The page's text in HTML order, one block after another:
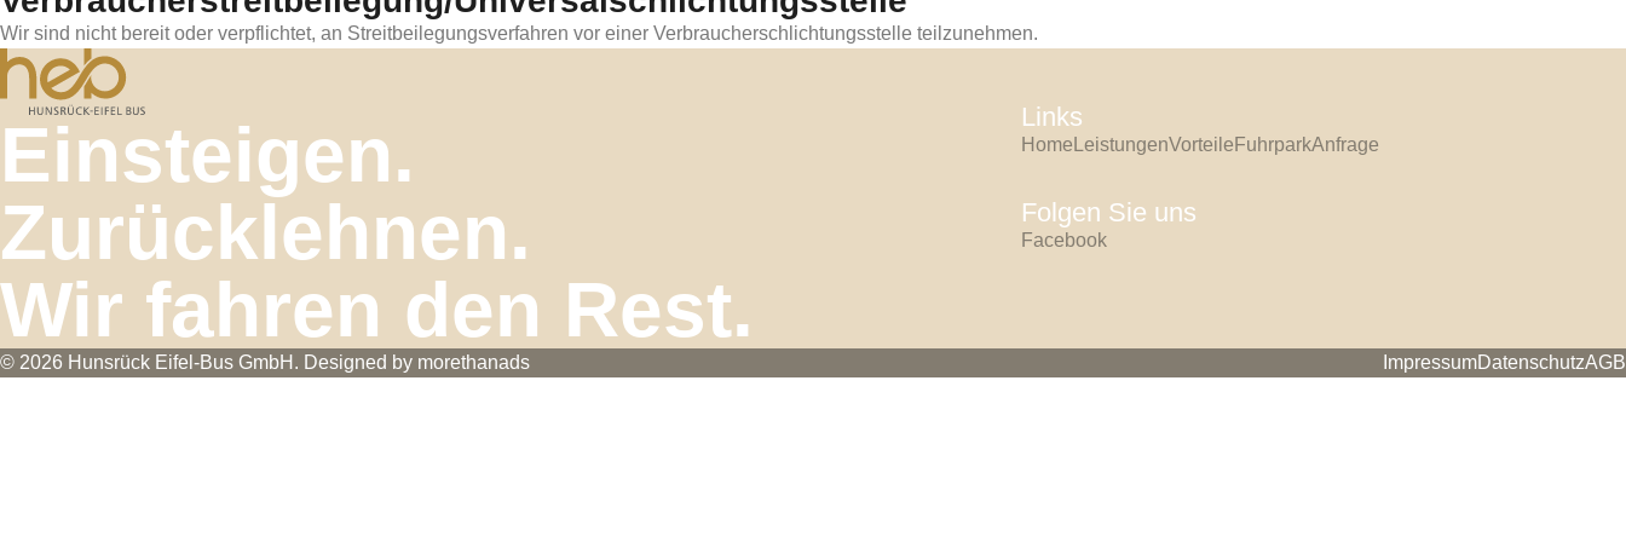
Wir sind nicht bereit oder verpflichtet, an Streitbeilegungsverfahren vor einer Verbraucherschlichtungsstelle teilzunehmen.
Einsteigen.
Zurücklehnen.
Wir fahren den Rest.
Links
Home LeistungenVorteile FuhrparkAnfrage
Folgen Sie uns
Facebook
© 2026 Hunsrück Eifel-Bus GmbH. Designed by morethanads ImpressumDatenschutzAGB